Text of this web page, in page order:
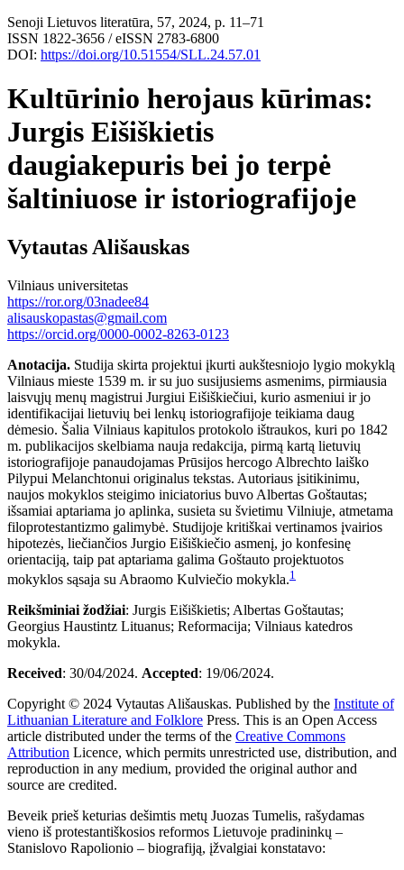
Senoji Lietuvos literatūra, 57, 2024, p. 11–71
ISSN 1822-3656 / eISSN 2783-6800
DOI: https://doi.org/10.51554/SLL.24.57.01
Kultūrinio herojaus kūrimas:
Jurgis Eišiškietis
daugiakepuris bei jo terpė
šaltiniuose ir istoriografijoje
Vytautas Ališauskas
Vilniaus universitetas
https://ror.org/03nadee84
alisauskopastas@gmail.com
https://orcid.org/0000-0002-8263-0123
Anotacija. Studija skirta projektui įkurti aukštesniojo lygio mokyklą
Vilniaus mieste 1539 m. ir su juo susijusiems asmenims, pirmiausia
laisvųjų menų magistrui Jurgiui Eišiškiečiui, kurio asmeniui ir jo
identifikacijai lietuvių bei lenkų istoriografijoje teikiama daug
dėmesio. Šalia Vilniaus kapitulos protokolo ištraukos, kuri po 1842
m. publikacijos skelbiama nauja redakcija, pirmą kartą lietuvių
istoriografijoje panaudojamas Prūsijos hercogo Albrechto laiško
Pilypui Melanchtonui originalus tekstas. Autoriaus įsitikinimu,
naujos mokyklos steigimo iniciatorius buvo Albertas Goštautas;
išsamiai aptariama jo aplinka, susieta su švietimu Vilniuje, atmetama
filoprotestantizmo galimybė. Studijoje kritiškai vertinamos įvairios
hipotezės, liečiančios Jurgio Eišiškiečio asmenį, jo konfesinę
orientaciją, taip pat aptariama galima Goštauto projektuotos
mokyklos sąsaja su Abraomo Kulviečio mokykla.1
Reikšminiai žodžiai: Jurgis Eišiškietis; Albertas Goštautas;
Georgius Haustintz Lituanus; Reformacija; Vilniaus katedros
mokykla.
Received: 30/04/2024. Accepted: 19/06/2024.
Copyright © 2024 Vytautas Ališauskas. Published by the Institute of
Lithuanian Literature and Folklore Press. This is an Open Access
article distributed under the terms of the Creative Commons
Attribution Licence, which permits unrestricted use, distribution, and
reproduction in any medium, provided the original author and
source are credited.
Beveik prieš keturias dešimtis metų Juozas Tumelis, rašydamas
vieno iš protestantiškosios reformos Lietuvoje pradininkų –
Stanislovo Rapolionio – biografiją, įžvalgiai konstatavo: